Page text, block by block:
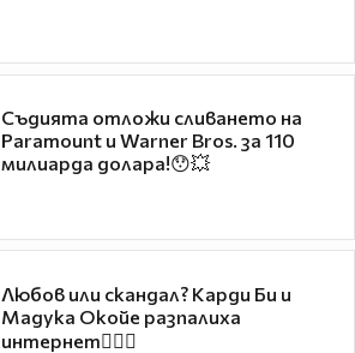
Съдията отложи сливането на
Paramount и Warner Bros. за 110
милиарда долара!😯💥
Любов или скандал? Карди Би и
Мадука Окойе разпалиха
интернет❤️‍🔥🔥